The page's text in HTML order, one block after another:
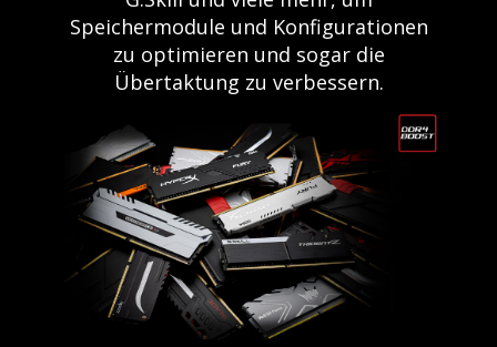
Speichermodule und Konfigurationen
zu optimieren und sogar die
Übertaktung zu verbessern.